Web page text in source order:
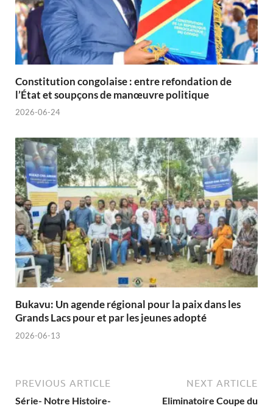
Constitution congolaise : entre refondation de
l’État et soupçons de manœuvre politique
2026-06-24
Bukavu: Un agende régional pour la paix dans les
Grands Lacs pour et par les jeunes adopté
2026-06-13
PREVIOUS ARTICLE
Série- Notre Histoire-
NEXT ARTICLE
Eliminatoire Coupe du